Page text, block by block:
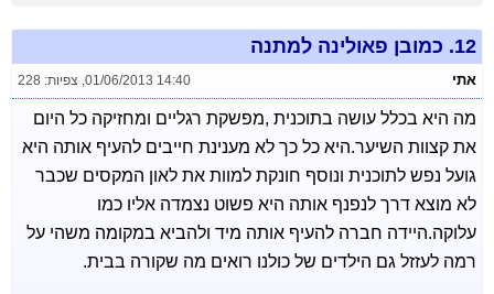
12. כמובן פאולינה למתנה
אתי 01/06/2013 14:40
, צפיות: 228
מה היא בכלל עושה בתוכנית ,מפשקת רגליים ומחזיקה כל היום
את קצוות השיער.היא כל כך לא מענינת חייבים להעיף אותה היא
גועל נפש לתוכנית ונוסף חונקת למוות את לאון המקסים שכבר
לא מוצא דרך לנפנף אותה היא פשוט נצמדה אליו כמו
עלוקה.היידה חברה להעיף אותה מיד ולהביא במקומה משהי על
רמה לעזזל גם הילדים של כולנו רואים מה שקורה בבית.